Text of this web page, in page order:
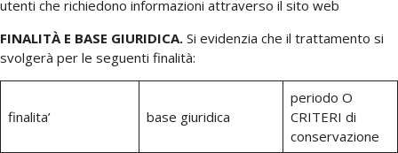
utenti che richiedono informazioni attraverso il sito web
FINALITÀ E BASE GIURIDICA. Si evidenzia che il trattamento si
svolgerà per le seguenti finalità:
finalita’ base giuridica
periodo O
CRITERI di
conservazione